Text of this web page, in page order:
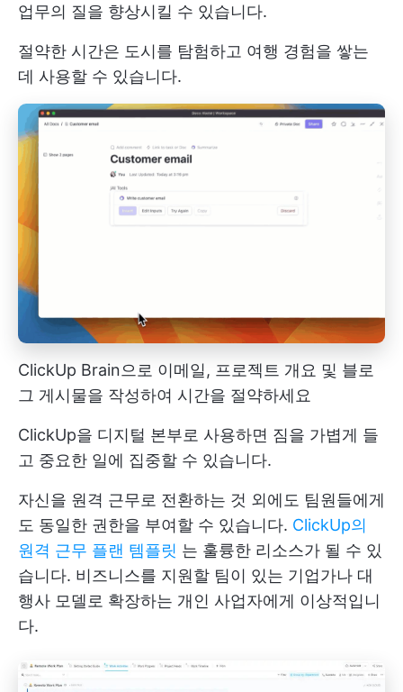
업무의 질을 향상시킬 수 있습니다.
절약한 시간은 도시를 탐험하고 여행 경험을 쌓는
데 사용할 수 있습니다.
ClickUp Brain으로 이메일, 프로젝트 개요 및 블로
그 게시물을 작성하여 시간을 절약하세요
ClickUp을 디지털 본부로 사용하면 짐을 가볍게 들
고 중요한 일에 집중할 수 있습니다.
자신을 원격 근무로 전환하는 것 외에도 팀원들에게
도 동일한 권한을 부여할 수 있습니다. ClickUp의
원격 근무 플랜 템플릿 는 훌륭한 리소스가 될 수 있
습니다. 비즈니스를 지원할 팀이 있는 기업가나 대
행사 모델로 확장하는 개인 사업자에게 이상적입니
다.